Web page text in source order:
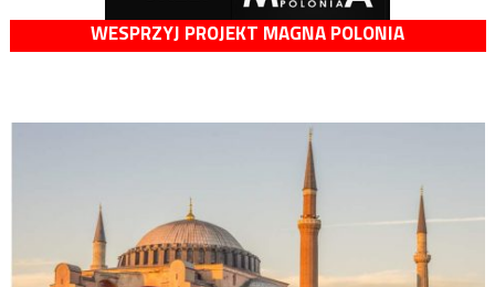
WESPRZYJ PROJEKT MAGNA POLONIA